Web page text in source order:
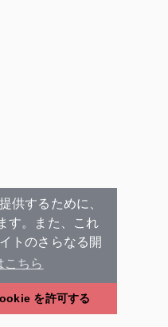
供するために、
す。また、これ
トのさらなる開
こちら
を許可する